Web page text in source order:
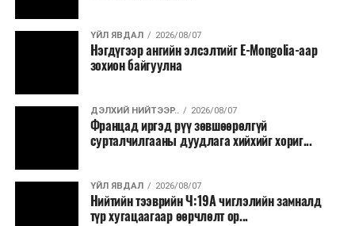
ҮЙЛ ЯВДАЛ 2026/08/07
Нэгдүгээр ангийн элсэлтийг E-Mongolia-аар
зохион байгуулна
ДЭЛХИЙ НИЙТЭЭР.. 2026/08/07
Францад иргэд рүү зөвшөөрөлгүй
сурталчилгааны дуудлага хийхийг хориг...
ҮЙЛ ЯВДАЛ 2026/08/07
Нийтийн тээврийн Ч:19А чиглэлийн замналд
түр хугацаагаар өөрчлөлт ор...